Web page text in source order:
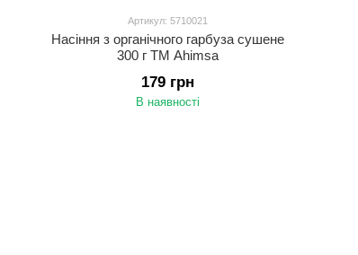
Артикул: 5710021
Насіння з органічного гарбуза сушене
300 г ТМ Ahimsa
179 грн
В наявності